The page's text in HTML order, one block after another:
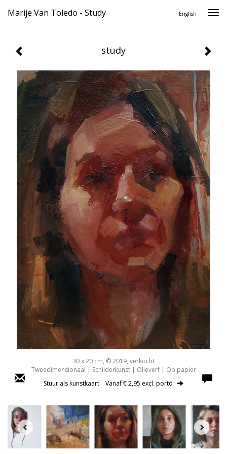
Marije Van Toledo - Study English
study
30 x 20 cm, © 2019, verkocht
Tweedimensionaal | Schilderkunst | Olieverf | Op papier
Stuur als kunstkaart Vanaf € 2,95 excl. porto